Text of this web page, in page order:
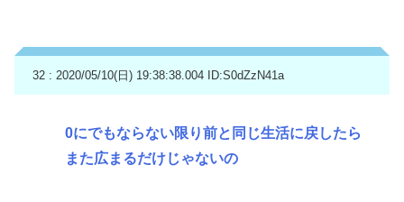
32 : 2020/05/10(日) 19:38:38.004 ID:S0dZzN41a
0にでもならない限り前と同じ生活に戻したら
また広まるだけじゃないの